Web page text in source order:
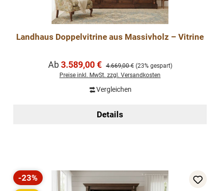
Landhaus Doppelvitrine aus Massivholz – Vitrine
Verkaufspreis:
Ab3.589,00 € Regulärer Preis:
4.669,00 € (23% gespart)
Preise inkl. MwSt. zzgl. Versandkosten
Vergleichen
Details
Rabatt
-23%